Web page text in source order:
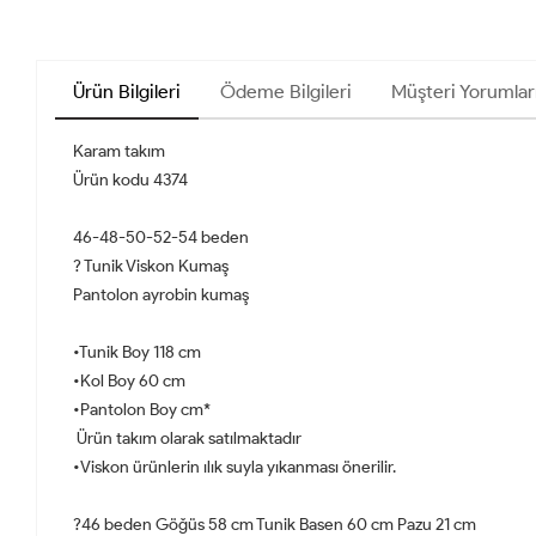
Ürün Bilgileri Ödeme Bilgileri Müşteri
Karam takım
Ürün kodu 4374
46-48-50-52-54 beden
? Tunik Viskon Kumaş
Pantolon ayrobin kumaş
•Tunik Boy 118 cm
•Kol Boy 60 cm
•Pantolon Boy cm*
Ürün takım olarak satılmaktadır
•Viskon ürünlerin ılık suyla yıkanması önerilir.
?46 beden Göğüs 58 cm Tunik Basen 60 cm Pazu 21 cm